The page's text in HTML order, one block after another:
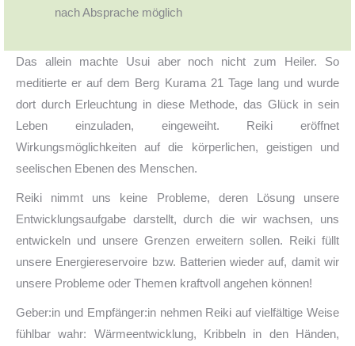
nach Absprache möglich
Das allein machte Usui aber noch nicht zum Heiler. So
meditierte er auf dem Berg Kurama 21 Tage lang und wurde
dort durch Erleuchtung in diese Methode, das Glück in sein
Leben einzuladen, eingeweiht. Reiki eröffnet
Wirkungsmöglichkeiten auf die körperlichen, geistigen und
seelischen Ebenen des Menschen.
Reiki nimmt uns keine Probleme, deren Lösung unsere
Entwicklungsaufgabe darstellt, durch die wir wachsen, uns
entwickeln und unsere Grenzen erweitern sollen. Reiki füllt
unsere Energiereservoire bzw. Batterien wieder auf, damit wir
unsere Probleme oder Themen kraftvoll angehen können!
Geber:in und Empfänger:in nehmen Reiki auf vielfältige Weise
fühlbar wahr: Wärmeentwicklung, Kribbeln in den Händen,